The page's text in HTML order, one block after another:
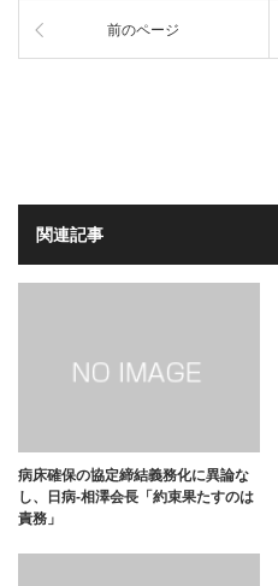
前のページ
関連記事
病床確保の協定締結義務化に異論な
し、日病-相澤会長「約束果たすのは
責務」